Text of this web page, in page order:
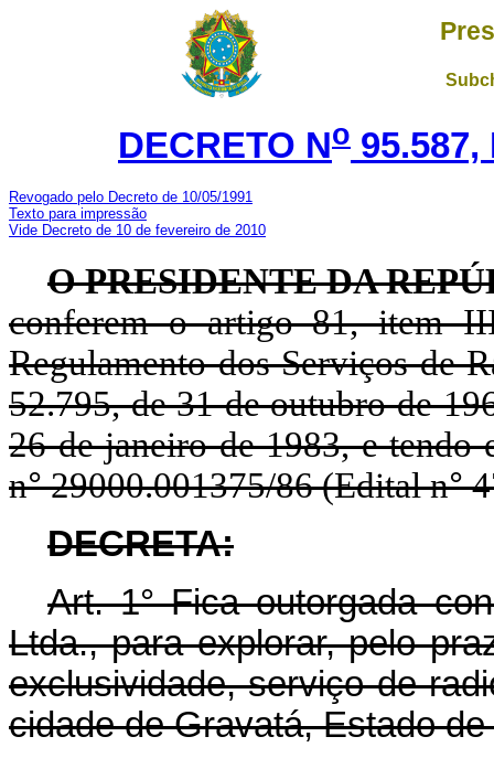
DECRETO No 95.587,
Revogado pelo Decreto de 10/05/1991
Texto para impressão
Vide Decreto de 10 de fevereiro de 2010
O PRESIDENTE DA
conferem o artigo 81, item
Regulamento dos Serviços de
52.795, de 31 de outubro de
26 de janeiro de 1983, e tendo
n°29000.001375/86 (Edital n°
DECRETA:
Art.1° Fica outorgada
Ltda., para explorar, pelo
exclusividade, serviço de
cidade de Gravatá, Estado